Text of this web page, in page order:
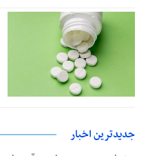
جدیدترین اخبار